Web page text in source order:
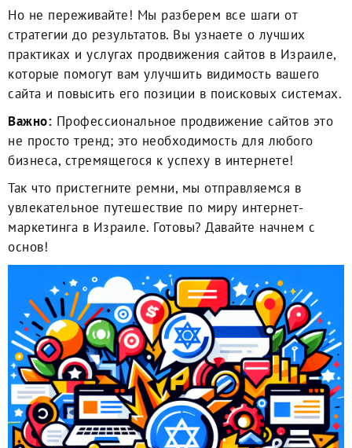
Но не переживайте! Мы разберем все шаги от
стратегии до результатов. Вы узнаете о лучших
практиках и услугах продвижения сайтов в Израиле,
которые помогут вам улучшить видимость вашего
сайта и повысить его позиции в поисковых системах.
Важно: Профессиональное продвижение сайтов это
не просто тренд; это необходимость для любого
бизнеса, стремящегося к успеху в интернете!
Так что пристегните ремни, мы отправляемся в
увлекательное путешествие по миру интернет-
маркетинга в Израиле. Готовы? Давайте начнем с
основ!